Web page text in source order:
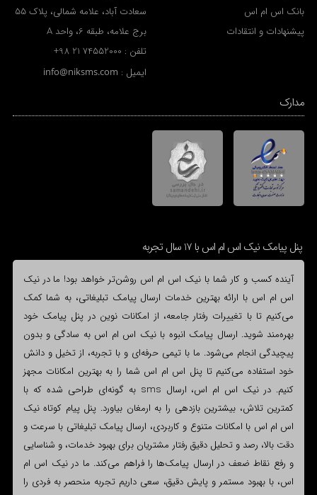
بانک اس ام اس
پیشنهادات و انتقادات
سعادت آباد، علامه شمالی، پلاک 55
برج علامه، طبقه 6، واحد A
تلفن : +98 21 74552000
ایمیل : info@niksms.com
مدارک
پنل پیامک نیک اس ام اس با 17 سال تجربه
آینده کسب و کار شما با نیک اس ام اس روشن‌تر خواهد بود! ما در نیک
اس ام اس با ارائه بهترین خدمات ارسال پیامک تبلیغاتی، به شما کمک
می‌کنیم تا با تغییرات رفتار جامعه، از امکانات نوین در پنل پیامک خود
بهره‌مند شوید. ارسال پیامک انبوه با نیک اس ام اس به سادگی و بدون
پیچیدگی انجام می‌شود. ما با تیمی حرفه‌ای و با تجربه، از تخیل و دانش
خود استفاده می‌کنیم تا پنل اس ام اس شما را به بهترین امکانات مجهز
کنیم. در نیک اس ام اس، ارسال sms به گونه‌ای طراحی شده که با
کمترین تلاش، بیشترین بازدهی را به ارمغان بیاورد. پنل پیام کوتاه نیک
اس ام اس با امکانات متنوع و کاربردی، ارسال پیامک تبلیغاتی با سرعت و
دقت بالا، رصد و تحلیل دقیق رفتار مشتریان برای بهبود خدمات، و شناسایی
و رفع نقاط ضعف در ارسال پیامک‌ها را فراهم می‌کند. ما در نیک اس ام
اس، با بهبود مستمر و پایش دقیق، سعی داریم تجربه منحصر به فردی را